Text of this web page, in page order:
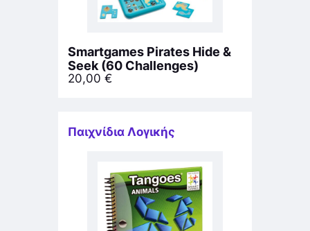
Smartgames Pirates Hide &
Seek (60 Challenges)
20,00 €
Παιχνίδια Λογικής